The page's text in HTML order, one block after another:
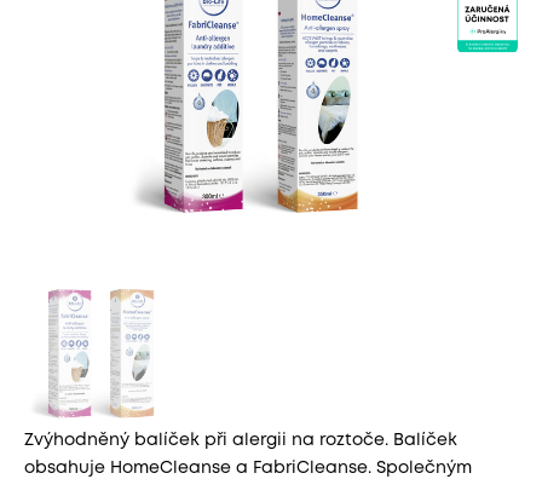
Zvýhodněný balíček při alergii na roztoče. Balíček
obsahuje HomeCleanse a FabriCleanse. Společným